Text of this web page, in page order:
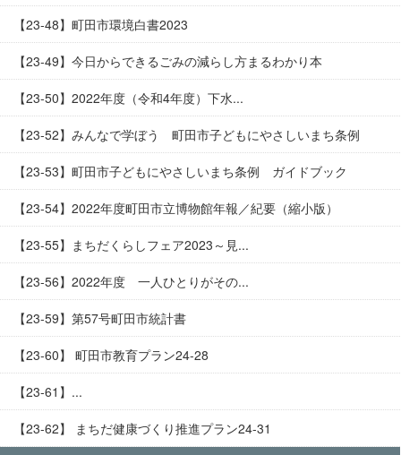
【23-48】町田市環境白書2023
【23-49】今日からできるごみの減らし方まるわかり本
【23-50】2022年度（令和4年度）下水...
【23-52】みんなで学ぼう 町田市子どもにやさしいまち条例
【23-53】町田市子どもにやさしいまち条例 ガイドブック
【23-54】2022年度町田市立博物館年報／紀要（縮小版）
【23-55】まちだくらしフェア2023～見...
【23-56】2022年度 一人ひとりがその...
【23-59】第57号町田市統計書
【23-60】 町田市教育プラン24-28
【23-61】...
【23-62】 まちだ健康づくり推進プラン24-31